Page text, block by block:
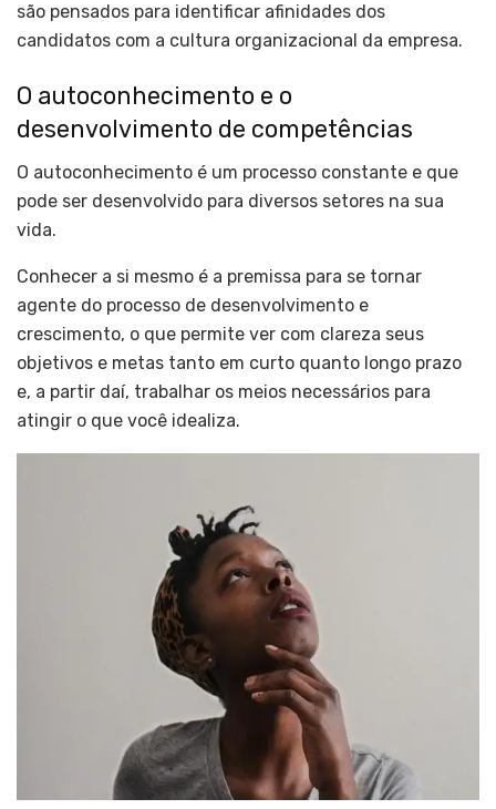
são pensados para identificar afinidades dos
candidatos com a cultura organizacional da empresa.
O autoconhecimento e o
desenvolvimento de competências
O autoconhecimento é um processo constante e que
pode ser desenvolvido para diversos setores na sua
vida.
Conhecer a si mesmo é a premissa para se tornar
agente do processo de desenvolvimento e
crescimento, o que permite ver com clareza seus
objetivos e metas tanto em curto quanto longo prazo
e, a partir daí, trabalhar os meios necessários para
atingir o que você idealiza.